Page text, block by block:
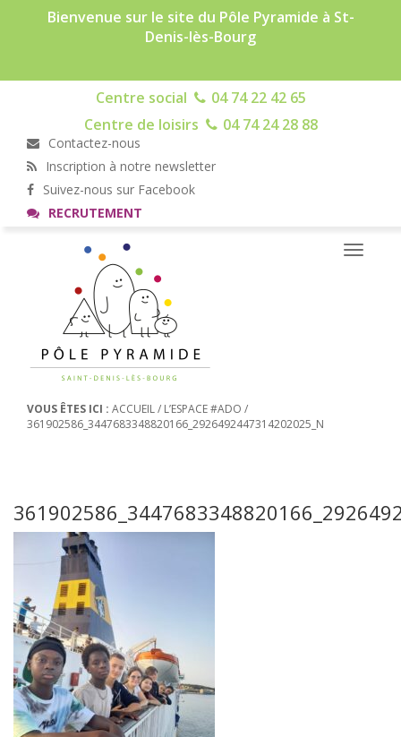
Bienvenue sur le site du Pôle Pyramide à St-
Denis-lès-Bourg
Centre social
04 74 22 42 65
Centre de loisirs
04 74 24 28 88
Contactez-nous
Inscription à notre newsletter
Suivez-nous sur Facebook
RECRUTEMENT
Toggle
VOUS ÊTES ICI : ACCUEIL/ L’ESPACE #ADO /
361902586_3447683348820166_2926492447314202025_N